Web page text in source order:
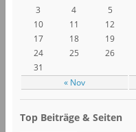
« Nov
3
4 5
10
11 12
17
18 19
24
25 26
31
Top Beiträge & Seiten